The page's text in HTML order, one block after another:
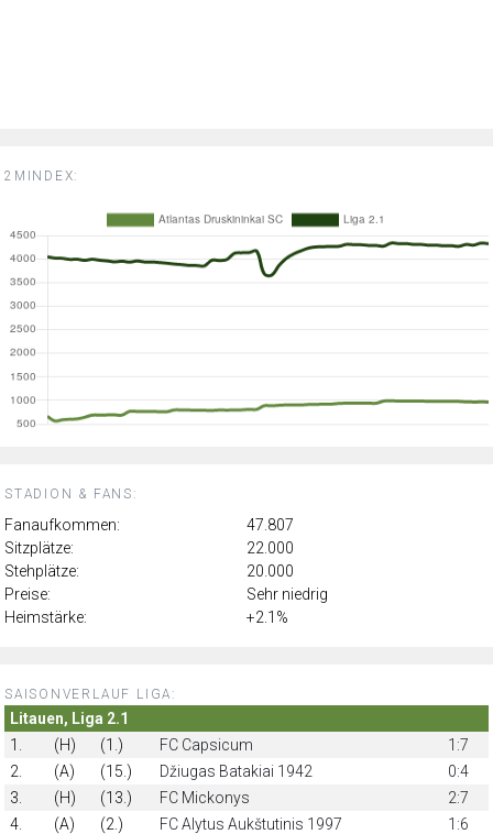
2MINDEX:
STADION & FANS:
Fanaufkommen:
47.807
Sitzplätze:
22.000
Stehplätze:
20.000
Preise:
Sehr niedrig
Heimstärke:
+2.1%
SAISONVERLAUF LIGA:
Litauen, Liga 2.1
1.
(H) (1.) FC Capsicum
1:7
2.
(A) (15.) Džiugas Batakiai 1942
0:4
3.
(H) (13.) FC Mickonys
2:7
4.
(A) (2.) FC Alytus Aukštutinis 1997
1:6